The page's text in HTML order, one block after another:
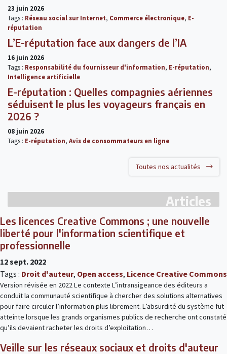
23 juin 2026
Tags : Réseau social sur Internet, Commerce électronique, E-
réputation
L’E-réputation face aux dangers de l’IA
16 juin 2026
Tags : Responsabilité du fournisseur d'information, E-réputation,
Intelligence artificielle
E-réputation : Quelles compagnies aériennes
séduisent le plus les voyageurs français en
2026 ?
08 juin 2026
Tags : E-réputation, Avis de consommateurs en ligne
Toutes nos actualités
Articles
Les licences Creative Commons ; une nouvelle
liberté pour l'information scientifique et
professionnelle
12 sept. 2022
Tags : Droit d'auteur, Open access, Licence Creative Commons
Version révisée en 2022 Le contexte L’intransigeance des éditeurs a
conduit la communauté scientifique à chercher des solutions alternatives
pour faire circuler l’information plus librement. L’absurdité du système fut
atteinte lorsque les grands organismes publics de recherche ont constaté
qu’ils devaient racheter les droits d’exploitation…
Veille sur les réseaux sociaux et droits d'auteur